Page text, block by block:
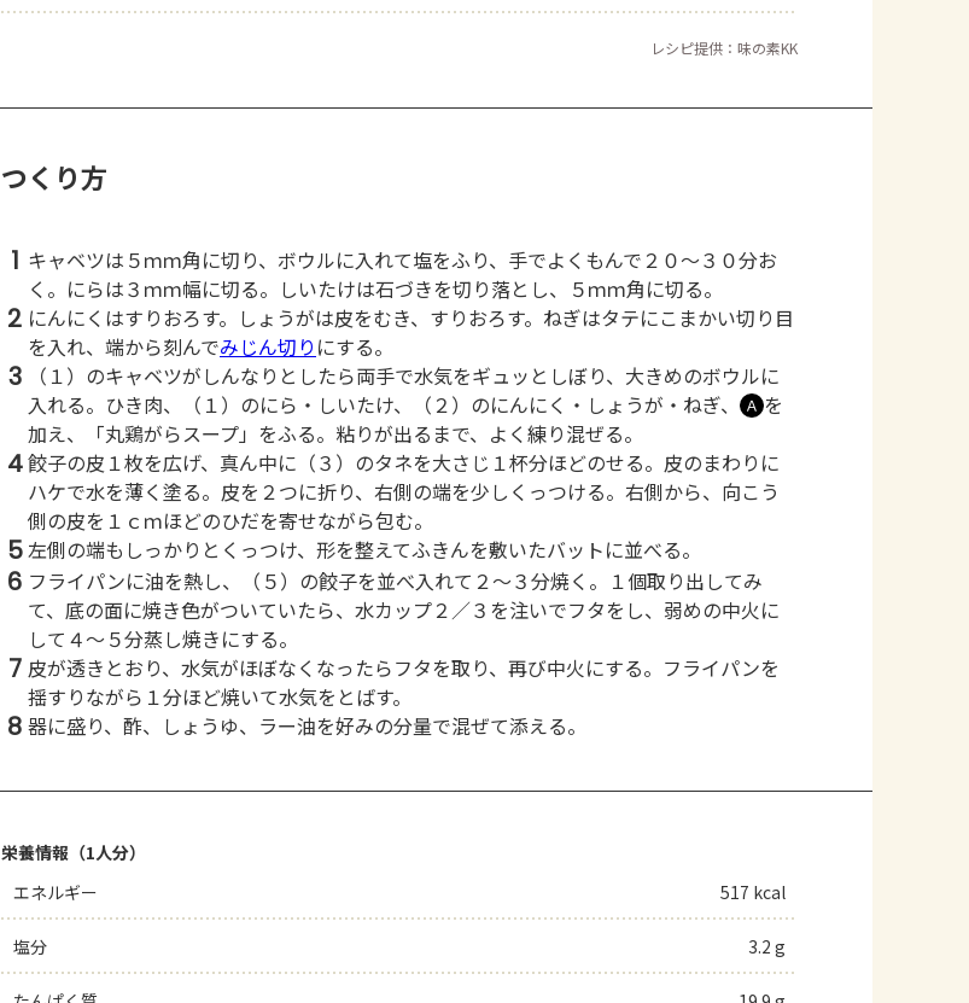
レシピ提供：味の素KK
つくり方
1 キャベツは５ｍｍ角に切り、ボウルに入れて塩をふり、手でよくもんで２０～３０分お
く。にらは３ｍｍ幅に切る。しいたけは石づきを切り落とし、５ｍｍ角に切る。
2 にんにくはすりおろす。しょうがは皮をむき、すりおろす。ねぎはタテにこまかい切り目
を入れ、端から刻んでみじん切り にする。
3
（１）のキャベツがしんなりとしたら両手で水気をギュッとしぼり、大きめのボウルに
入れる。ひき肉、（１）のにら・しいたけ、（２）のにんにく・しょうが・ねぎ、
Ａ を
加え、「丸鶏がらスープ」をふる。粘りが出るまで、よく練り混ぜる。
4餃子の皮１枚を広げ、真ん中に（３）のタネを大さじ１杯分ほどのせる。皮のまわりに
ハケで水を薄く塗る。皮を２つに折り、右側の端を少しくっつける。右側から、向こう
側の皮を１ｃｍほどのひだを寄せながら包む。
5左側の端もしっかりとくっつけ、形を整えてふきんを敷いたバットに並べる。
6 フライパンに油を熱し、（５）の餃子を並べ入れて２～３分焼く。１個取り出してみ
て、底の面に焼き色がついていたら、水カップ２／３を注いでフタをし、弱めの中火に
して４～５分蒸し焼きにする。
7 皮が透きとおり、水気がほぼなくなったらフタを取り、再び中火にする。フライパンを
揺すりながら１分ほど焼いて水気をとばす。
8 器に盛り、酢、しょうゆ、ラー油を好みの分量で混ぜて添える。
栄養情報（1人分）
エネルギー
517 kcal
塩分 3.2 g